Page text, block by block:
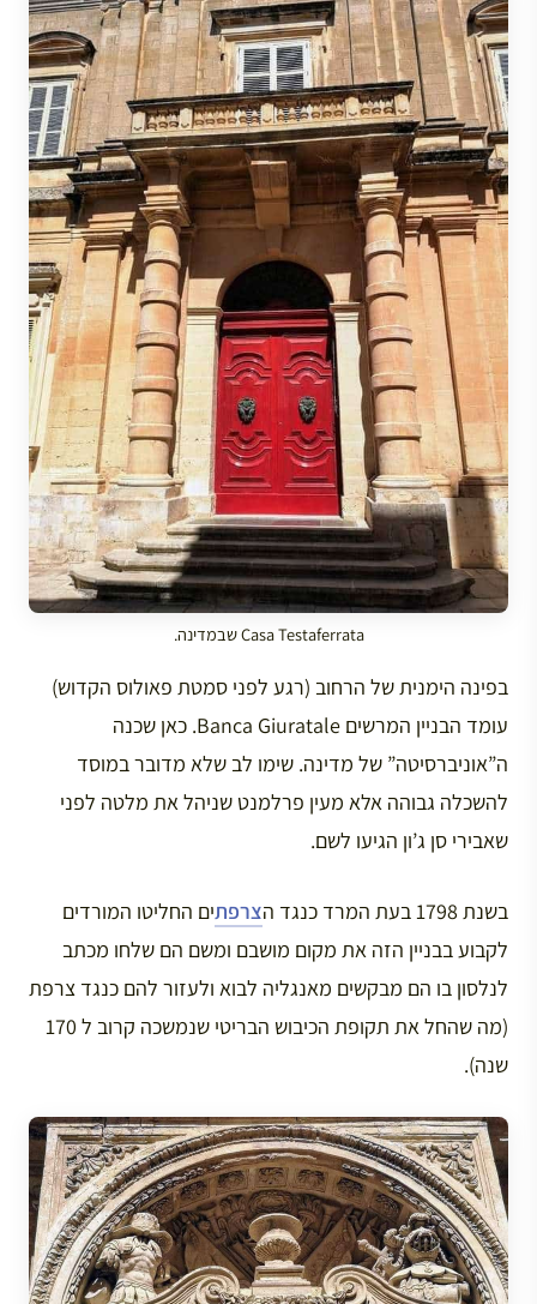
Casa Testaferrata שבמדינה.
בפינה הימנית של הרחוב (רגע לפני סמטת פאולוס הקדוש)
עומד הבניין המרשים Banca Giuratale. כאן שכנה
ה”אוניברסיטה” של מדינה. שימו לב שלא מדובר במוסד
להשכלה גבוהה אלא מעין פרלמנט שניהל את מלטה לפני
שאבירי סן ג’ון הגיעו לשם.
בשנת 1798 בעת המרד כנגד ה צרפתים החליטו המורדים
לקבוע בבניין הזה את מקום מושבם ומשם הם שלחו מכתב
לנלסון בו הם מבקשים מאנגליה לבוא ולעזור להם כנגד צרפת
(מה שהחל את תקופת הכיבוש הבריטי שנמשכה קרוב ל 170
שנה).